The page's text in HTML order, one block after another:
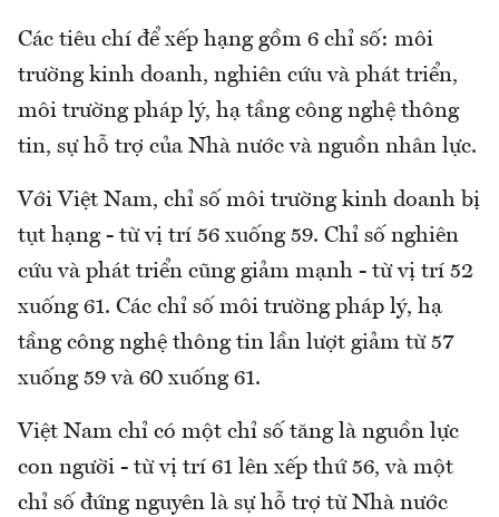
Các tiêu chí để xếp hạng gồm 6 chỉ số: môi
trường kinh doanh, nghiên cứu và phát triển,
môi trường pháp lý, hạ tầng công nghệ thông
tin, sự hỗ trợ của Nhà nước và nguồn nhân lực.
Với Việt Nam, chỉ số môi trường kinh doanh bị
tụt hạng - từ vị trí 56 xuống 59. Chỉ số nghiên
cứu và phát triển cũng giảm mạnh - từ vị trí 52
xuống 61. Các chỉ số môi trường pháp lý, hạ
tầng công nghệ thông tin lần lượt giảm từ 57
xuống 59 và 60 xuống 61.
Việt Nam chỉ có một chỉ số tăng là nguồn lực
con người - từ vị trí 61 lên xếp thứ 56, và một
chỉ số đứng nguyên là sự hỗ trợ từ Nhà nước